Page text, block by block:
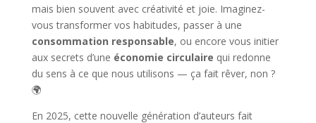
mais bien souvent avec créativité et joie. Imaginez-
vous transformer vos habitudes, passer à une
consommation responsable, ou encore vous initier
aux secrets d’une économie circulaire qui redonne
du sens à ce que nous utilisons — ça fait rêver, non ?
🌍
En 2025, cette nouvelle génération d’auteurs fait